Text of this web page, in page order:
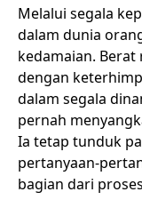
Melalui segala
dalam dunia
kedamaian.
dengan
dalam segala
pernah
Ia tetap tunduk
pertanyaan-
bagian dari